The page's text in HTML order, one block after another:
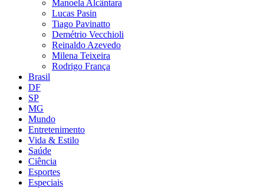
Manoela Alcântara
Lucas Pasin
Tiago Pavinatto
Demétrio Vecchioli
Reinaldo Azevedo
Milena Teixeira
Rodrigo França
Brasil
DF
SP
MG
Mundo
Entretenimento
Vida & Estilo
Saúde
Ciência
Esportes
Especiais